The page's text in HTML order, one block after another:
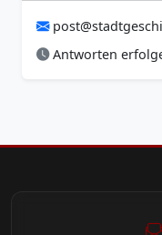
Antworten